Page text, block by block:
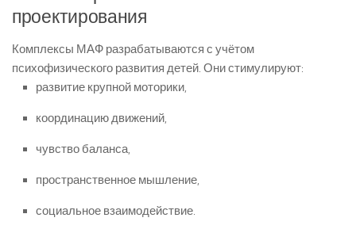
проектирования
Комплексы МАФ разрабатываются с учётом
психофизического развития детей. Они стимулируют:
развитие крупной моторики,
координацию движений,
чувство баланса,
пространственное мышление,
социальное взаимодействие.